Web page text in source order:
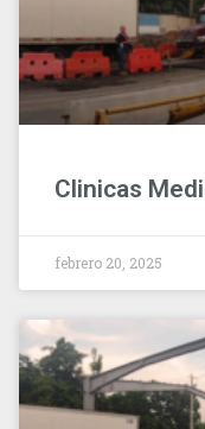
Clinicas
febrero 20, 2025